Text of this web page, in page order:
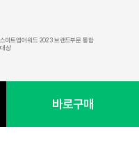
바로구매
스마트앱어워드 2023 브랜드부문 통합
대상